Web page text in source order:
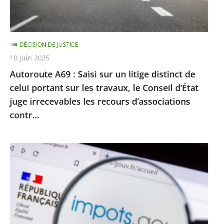
de
celui
portant
sur
les
travaux,
le
Conseil
juge
irrecevables
recours
d’associations
contr...
Autoroute A69 : Saisi sur un litige distinct de
celui portant sur les travaux, le Conseil d’État
juge irrecevables les recours d’associations
contr...
DÉCISION DE JUSTICE
10 juin 2025
Impôt
revenu
le